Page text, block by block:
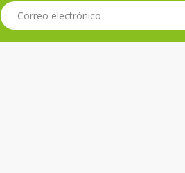
Correo electrónico